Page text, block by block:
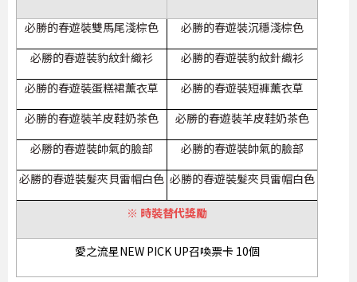
必勝的春遊裝雙馬尾淺棕色
必勝的春遊裝沉穩淺棕色
必勝的春遊裝豹紋針織衫
必勝的春遊裝豹紋針織衫
必勝的春遊裝蛋糕裙薰衣草
必勝的春遊裝短褲薰衣草
必勝的春遊裝羊皮鞋奶茶色
必勝的春遊裝羊皮鞋奶茶色
必勝的春遊裝帥氣的臉部
必勝的春遊裝帥氣的臉部
必勝的春遊裝髮夾貝雷帽白色 必勝的春遊裝髮夾貝雷帽白色
※ 時裝替代獎勵
愛之流星NEW PICK UP召喚票卡 10個